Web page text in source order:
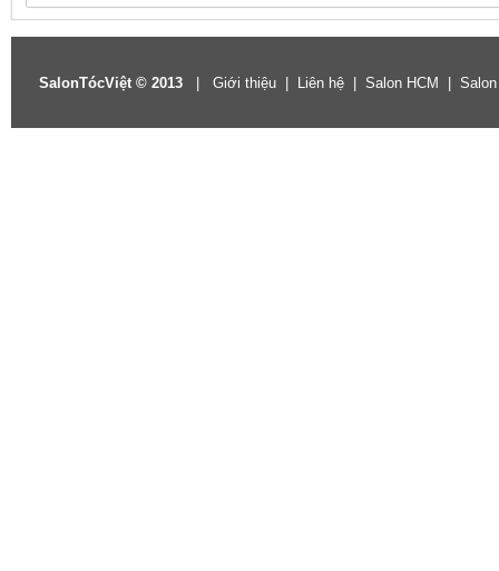
SalonTócViệt © 2013 Giới thiệu Liên hệ Salon HCM